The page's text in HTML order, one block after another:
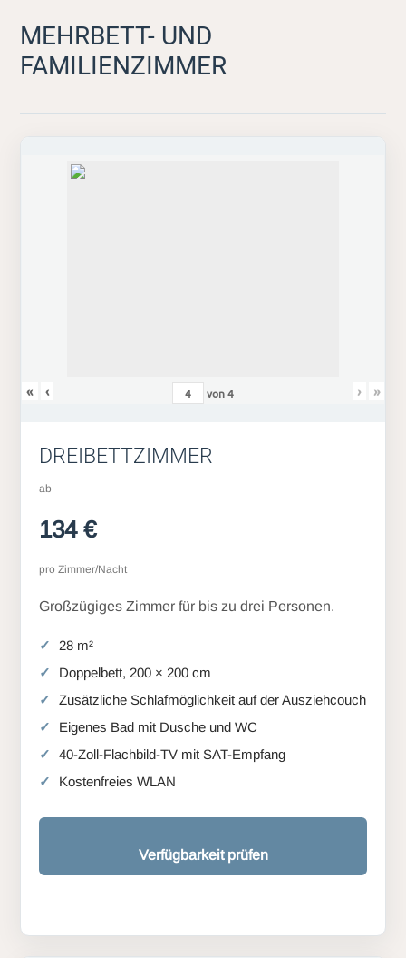
MEHRBETT- UND
FAMILIENZIMMER
« ‹ von4 › »
DREIBETTZIMMER
ab
134 €
pro Zimmer/Nacht
Großzügiges Zimmer für bis zu drei Personen.
28 m²
Doppelbett, 200 × 200 cm
Zusätzliche Schlafmöglichkeit auf der Ausziehcouch
Eigenes Bad mit Dusche und WC
40-Zoll-Flachbild-TV mit SAT-Empfang
Kostenfreies WLAN
Verfügbarkeit prüfen